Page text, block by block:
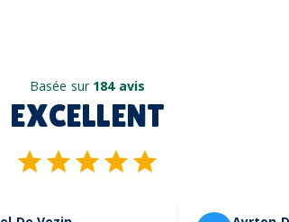
Basée sur 184 avis
EXCELLENT